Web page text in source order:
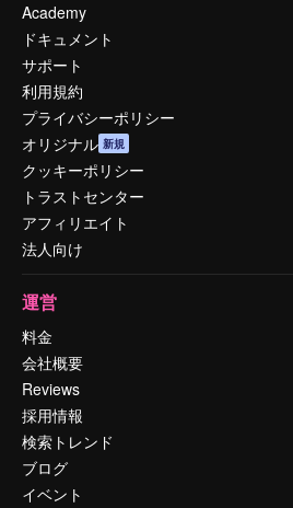
Academy
ドキュメント
サポート
利用規約
プライバシーポリシー
オリジナル 新規
クッキーポリシー
トラストセンター
アフィリエイト
法人向け
運営
料金
会社概要
Reviews
採用情報
検索トレンド
ブログ
イベント